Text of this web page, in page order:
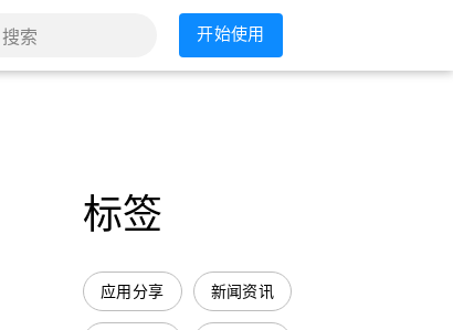
搜索 开始使用
标签
应用分享 新闻资讯